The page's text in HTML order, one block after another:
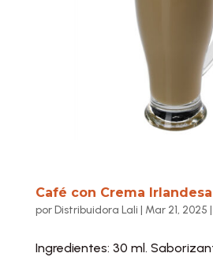
Café con Crema Irlandesa
porDistribuidora Lali | Mar 21, 2025 |
Ingredientes: 30 ml.